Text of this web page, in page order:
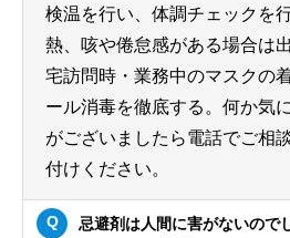
検温を行い、体調チェックを
熱、咳や倦怠感がある場合は
宅訪問時・業務中のマスクの
ール消毒を徹底する。何か気
がございましたら電話でご相
付けください。
忌避剤は人間に害がないので